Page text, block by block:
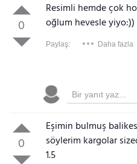
0
Resimli hemde çok
oğlum hevesle yiyo:))
Paylaş: Daha fazla
0
Eşimin bulmuş
söylerim kargolar
1.5